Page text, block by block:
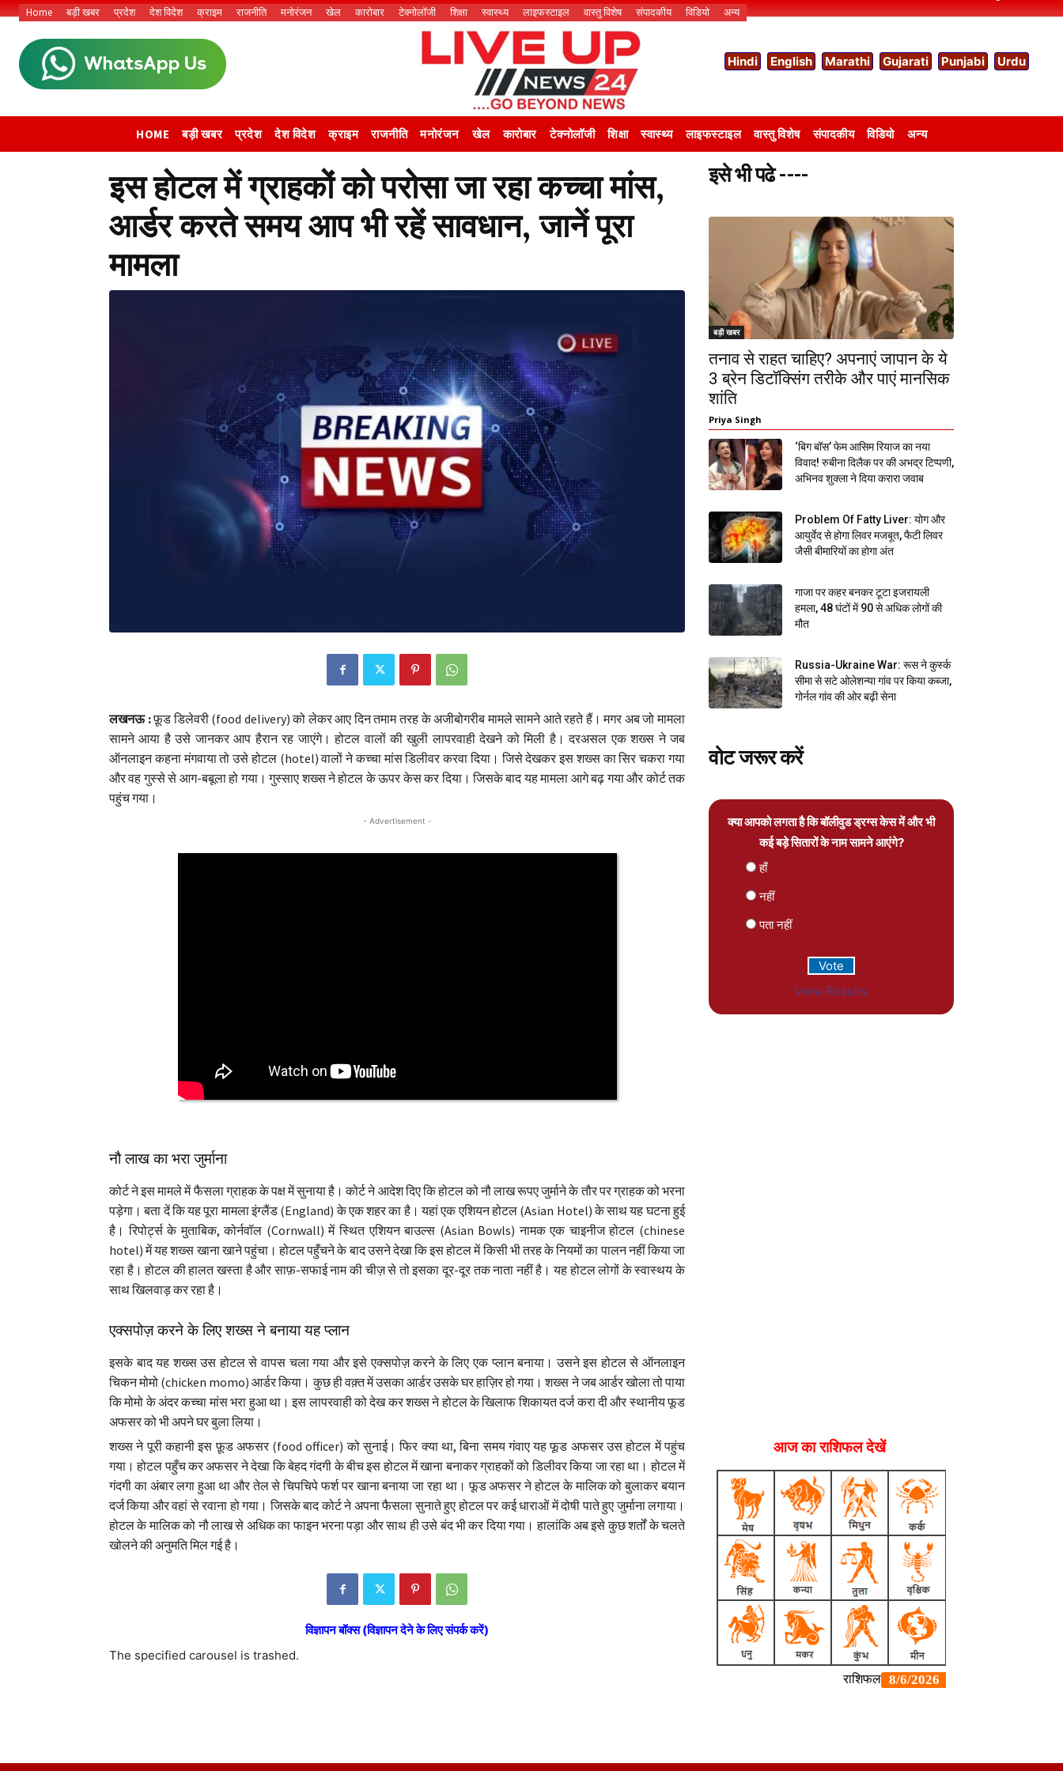
Home बड़ी खबर प्रदेश देश विदेश क्राइम राजनीति मनोरंजन खेल कारोबार टेक्नोलॉजी शिक्षा स्वास्थ्य लाइफस्टाइल वास्तु विशेष संपादकीय विडियो अन्य
Hindi English Marathi Gujarati Punjabi Urdu
HOME बड़ी खबर प्रदेश देश विदेश क्राइम राजनीति मनोरंजन खेल कारोबार टेक्नोलॉजी शिक्षा स्वास्थ्य लाइफस्टाइल वास्तु विशेष संपादकीय विडियो अन्य
इस होटल में ग्राहकों को परोसा जा रहा कच्चा मांस,
आर्डर करते समय आप भी रहें सावधान, जानें पूरा
मामला
लखनऊ :फ़ूड डिलेवरी (food delivery) को लेकर आए दिन तमाम तरह के अजीबोगरीब मामले सामने आते रहते हैं। मगर अब जो मामला
सामने आया है उसे जानकर आप हैरान रह जाएंगे। होटल वालों की खुली लापरवाही देखने को मिली है। दरअसल एक शख्स ने जब
ऑनलाइन कहना मंगवाया तो उसे होटल (hotel) वालों ने कच्चा मांस डिलीवर करवा दिया। जिसे देखकर इस शख्स का सिर चकरा गया
और वह गुस्से से आग-बबूला हो गया। गुस्साए शख्स ने होटल के ऊपर केस कर दिया। जिसके बाद यह मामला आगे बढ़ गया और कोर्ट तक
पहुंच गया।
- Advertisement -
नौ लाख का भरा जुर्माना
कोर्ट ने इस मामले में फैसला ग्राहक के पक्ष में सुनाया है। कोर्ट ने आदेश दिए कि होटल को नौ लाख रूपए जुर्माने के तौर पर ग्राहक को भरना
पड़ेगा। बता दें कि यह पूरा मामला इंग्लैंड (England) के एक शहर का है। यहां एक एशियन होटल (Asian Hotel) के साथ यह घटना हुई
है। रिपोर्ट्स के मुताबिक, कोर्नवॉल (Cornwall) में स्थित एशियन बाउल्स (Asian Bowls) नामक एक चाइनीज होटल (chinese
hotel) में यह शख्स खाना खाने पहुंचा। होटल पहुँचने के बाद उसने देखा कि इस होटल में किसी भी तरह के नियमों का पालन नहीं किया जा
रहा है। होटल की हालत खस्ता है और साफ़-सफाई नाम की चीज़ से तो इसका दूर-दूर तक नाता नहीं है। यह होटल लोगों के स्वास्थय के
साथ खिलवाड़ कर रहा है।
एक्सपोज़ करने के लिए शख्स ने बनाया यह प्लान
इसके बाद यह शख्स उस होटल से वापस चला गया और इसे एक्सपोज़ करने के लिए एक प्लान बनाया। उसने इस होटल से ऑनलाइन
चिकन मोमो (chicken momo) आर्डर किया। कुछ ही वक़्त में उसका आर्डर उसके घर हाज़िर हो गया। शख्स ने जब आर्डर खोला तो पाया
कि मोमो के अंदर कच्चा मांस भरा हुआ था। इस लापरवाही को देख कर शख्स ने होटल के खिलाफ शिकायत दर्ज करा दी और स्थानीय फूड
अफसर को भी अपने घर बुला लिया।
शख्स ने पूरी कहानी इस फ़ूड अफसर (food officer) को सुनाई। फिर क्या था, बिना समय गंवाए यह फूड अफसर उस होटल में पहुंच
गया। होटल पहुँच कर अफसर ने देखा कि बेहद गंदगी के बीच इस होटल में खाना बनाकर ग्राहकों को डिलीवर किया जा रहा था। होटल में
गंदगी का अंबार लगा हुआ था और तेल से चिपचिपे फर्श पर खाना बनाया जा रहा था। फूड अफसर ने होटल के मालिक को बुलाकर बयान
दर्ज किया और वहां से रवाना हो गया। जिसके बाद कोर्ट ने अपना फैसला सुनाते हुए होटल पर कई धाराओं में दोषी पाते हुए जुर्माना लगाया।
होटल के मालिक को नौ लाख से अधिक का फाइन भरना पड़ा और साथ ही उसे बंद भी कर दिया गया। हालांकि अब इसे कुछ शर्तों के चलते
खोलने की अनुमति मिल गई है।
विज्ञापन बॉक्स (विज्ञापन देने के लिए संपर्क करें)
The specified carousel is trashed.
इसे भी पढे ----
बड़ी खबर
तनाव से राहत चाहिए? अपनाएं जापान के ये
3 ब्रेन डिटॉक्सिंग तरीके और पाएं मानसिक
शांति
Priya Singh
‘बिग बॉस’ फेम आसिम रियाज का नया
विवाद! रुबीना दिलैक पर की अभद्र टिप्पणी,
अभिनव शुक्ला ने दिया करारा जवाब
Problem Of Fatty Liver: योग और
आयुर्वेद से होगा लिवर मजबूत, फैटी लिवर
जैसी बीमारियों का होगा अंत
गाजा पर कहर बनकर टूटा इजरायली
हमला, 48 घंटों में 90 से अधिक लोगों की
मौत
Russia-Ukraine War: रूस ने कुर्स्क
सीमा से सटे ओलेशन्या गांव पर किया कब्जा,
गोर्नल गांव की ओर बढ़ी सेना
वोट जरूर करें
क्या आपको लगता है कि बॉलीवुड ड्रग्स केस में और भी
कई बड़े सितारों के नाम सामने आएंगे?
हाँ
नहीं
पता नहीं
View Results
आज का राशिफल देखें